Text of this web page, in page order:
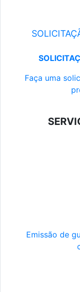
Faça uma
Emissão de